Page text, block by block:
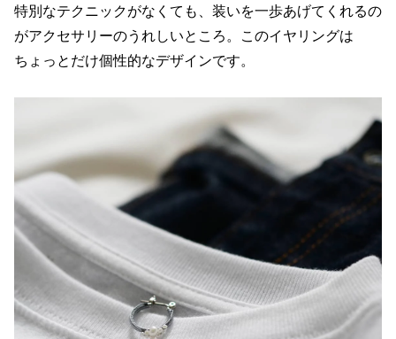
特別なテクニックがなくても、装いを一歩あげてくれるの
がアクセサリーのうれしいところ。このイヤリングは
ちょっとだけ個性的なデザインです。